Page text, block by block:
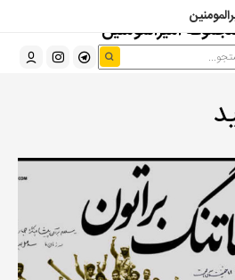
امیرالمومنین